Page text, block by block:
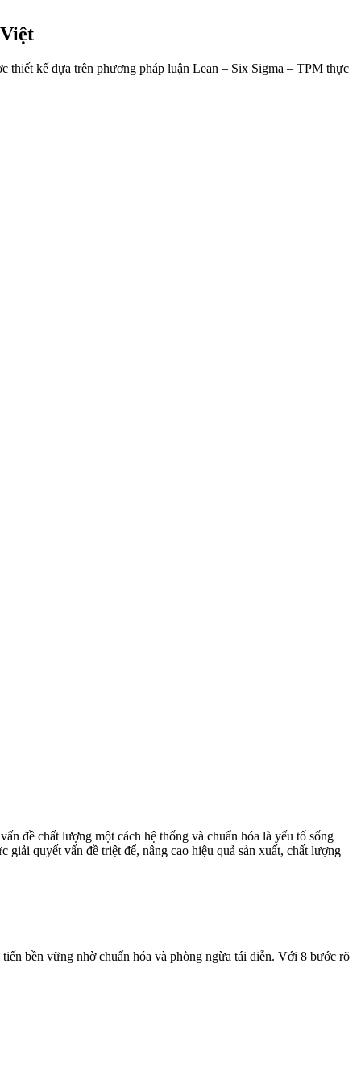
thiết kế dựa trên phương pháp luận Lean – Six Sigma – TPM thực
đề chất lượng một cách hệ thống và chuẩn hóa là yếu tố sống
giải quyết vấn đề triệt để, nâng cao hiệu quả sản xuất, chất lượng
bền vững nhờ chuẩn hóa và phòng ngừa tái diễn. Với 8 bước rõ